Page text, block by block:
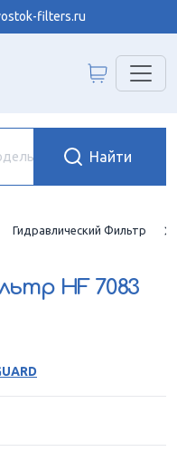
filters.ru
Гидравлический Фильтр
HF 7083